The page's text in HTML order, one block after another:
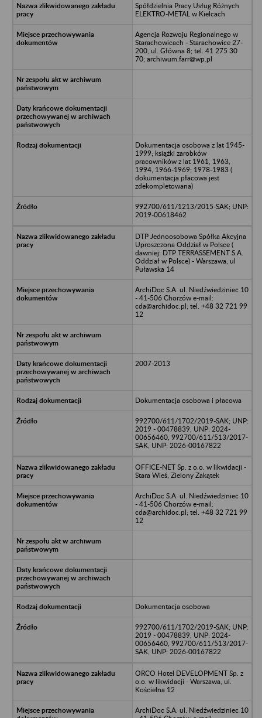
Spółdzielnia Pracy Usług Różnych
ELEKTRO-METAL w Kielcach
Agencja Rozwoju Regionalnego w
Starachowicach - Starachowice 27-
200, ul. Główna 8; tel. 41 275 30
70; archiwum.farr@wp.pl
Dokumentacja osobowa z lat 1945-
1999; książki zarobków
pracowników z lat 1961, 1963,
1994, 1966-1969; 1978-1983 (
dokumentacja płacowa jest
zdekompletowana)
992700/611/1213/2015-SAK; UNP:
2019-00618462
DTP Jednoosobowa Spółka Akcyjna
Uproszczona Oddział w Polsce (
dawniej: DTP TERRASSEMENT S.A.
Oddział w Polsce) - Warszawa, ul
Puławska 14
ArchiDoc S.A. ul. Niedźwiedziniec 10
- 41-506 Chorzów e-mail:
cda@archidoc.pl; tel. +48 32 721 99
12
2007-2013
Dokumentacja osobowa i płacowa
992700/611/1702/2019-SAK; UNP:
2019 - 00478839, UNP: 2024-
00656460, 992700/611/513/2017-
SAK, UNP: 2026-00167822
OFFICE-NET Sp. z o.o. w likwidacji -
Stara Wieś, Zielony Zakątek
ArchiDoc S.A. ul. Niedźwiedziniec 10
- 41-506 Chorzów e-mail:
cda@archidoc.pl; tel. +48 32 721 99
12
Dokumentacja osobowa
992700/611/1702/2019-SAK; UNP:
2019 - 00478839, UNP: 2024-
00656460, 992700/611/513/2017-
SAK, UNP: 2026-00167822
ORCO Hotel DEVELOPMENT Sp. z
o.o. w likwidacji - Warszawa, ul.
Kościelna 12
ArchiDoc S.A. ul. Niedźwiedziniec 10